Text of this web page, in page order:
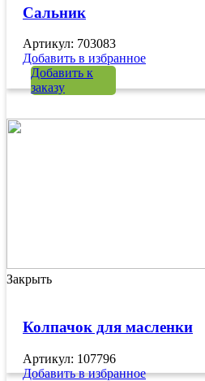
Сальник
Артикул: 703083
Добавить в избранное
Добавить к
заказу
Закрыть
Колпачок для масленки
Артикул: 107796
Добавить в избранное